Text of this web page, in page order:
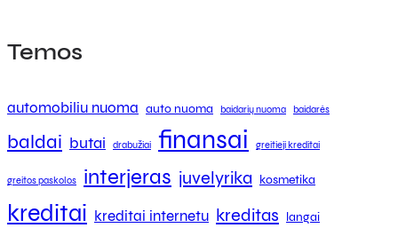
Temos
automobiliu nuoma auto nuoma baidarių nuoma baidarės
baldai butai drabužiai finansai greitieji kreditai
greitos paskolos interjeras juvelyrika kosmetika
kreditai kreditai internetu kreditas langai